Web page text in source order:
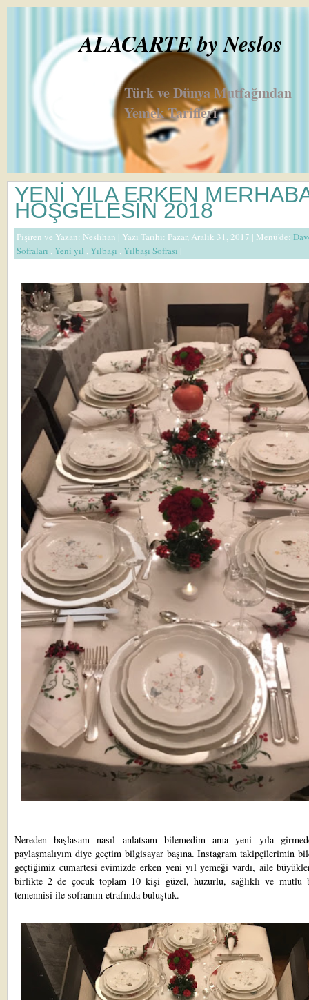
ALACARTE by Neslos
Türk ve Dünya Mutfağından
Yemek Tarifleri
YENİ YILA ERKEN
HOŞGELESİN 2018
Pişiren ve Yazan: Neslihan | Yazı Tarihi: Pazar, Aralık 31, 2017 | Menü'de:
Sofraları ,Yeni yıl ,Yılbaşı ,Yılbaşı Sofrası |
Nereden başlasam nasıl anlatsam bilemedim ama yeni yıla
paylaşmalıyım diye geçtim bilgisayar başına. Instagram takipçilerimin
geçtiğimiz cumartesi evimizde erken yeni yıl yemeği vardı, aile
birlikte 2 de çocuk toplam 10 kişi güzel, huzurlu, sağlıklı ve mutlu
temennisi ile soframın etrafında buluştuk.